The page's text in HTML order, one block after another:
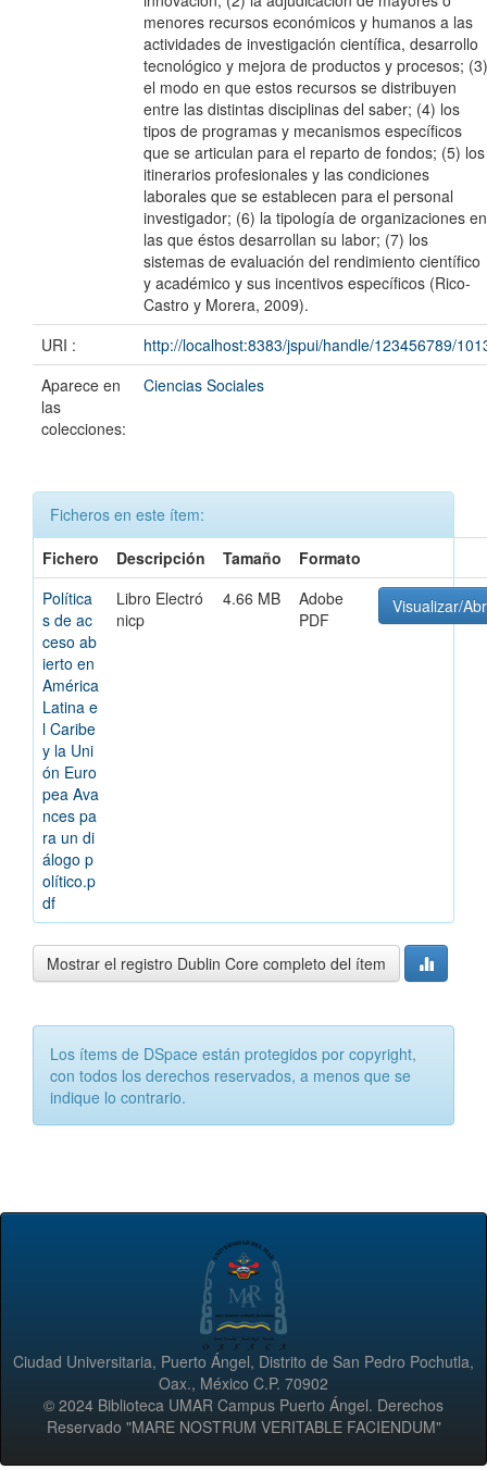
menores recursos económicos y humanos a las
actividades de investigación científica, desarrollo
tecnológico y mejora de productos y procesos; (3)
el modo en que estos recursos se distribuyen
entre las distintas disciplinas del saber; (4) los
tipos de programas y mecanismos específicos
que se articulan para el reparto de fondos; (5) los
itinerarios profesionales y las condiciones
laborales que se establecen para el personal
investigador; (6) la tipología de organizaciones en
las que éstos desarrollan su labor; (7) los
sistemas de evaluación del rendimiento científico
y académico y sus incentivos específicos (Rico-
Castro y Morera, 2009).
URI :
http://localhost:8383/jspui/handle/123456789/
Aparece en
las
colecciones:
Ciencias Sociales
Ficheros en este ítem:
Fichero
Descripción Tamaño
Formato
Política
s de ac
ceso ab
ierto en
América
Latina e
l Caribe
y la Uni
ón Euro
pea Ava
nces pa
ra un di
álogo p
olítico.p
df
Libro Electró
nicp
4.66 MB
Adobe
PDF
Visualizar/
Mostrar el registro Dublin Core completo del ítem
Los ítems de DSpace están protegidos por copyright,
con todos los derechos reservados, a menos que se
indique lo contrario.
Ciudad Universitaria, Puerto Ángel, Distrito de San Pedro Pochutla,
Oax., México C.P. 70902
© 2024 Biblioteca UMAR Campus Puerto Ángel. Derechos
Reservado "MARE NOSTRUM VERITABLE FACIENDUM"